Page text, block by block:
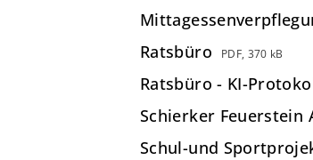
Ratsbüro PDF, 370 kB
Ratsbüro - KI-
Schierker Feuerstein
Schul-und